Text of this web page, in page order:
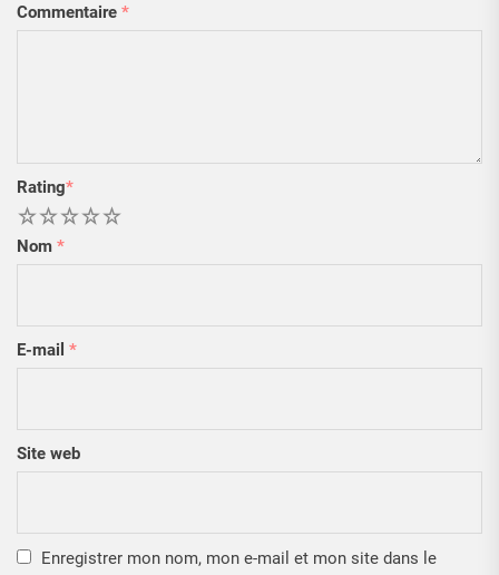
Commentaire *
Rating*
5
4
3
2
Nom *
E-mail *
Site web
Enregistrer mon nom, mon e-mail et mon site dans le